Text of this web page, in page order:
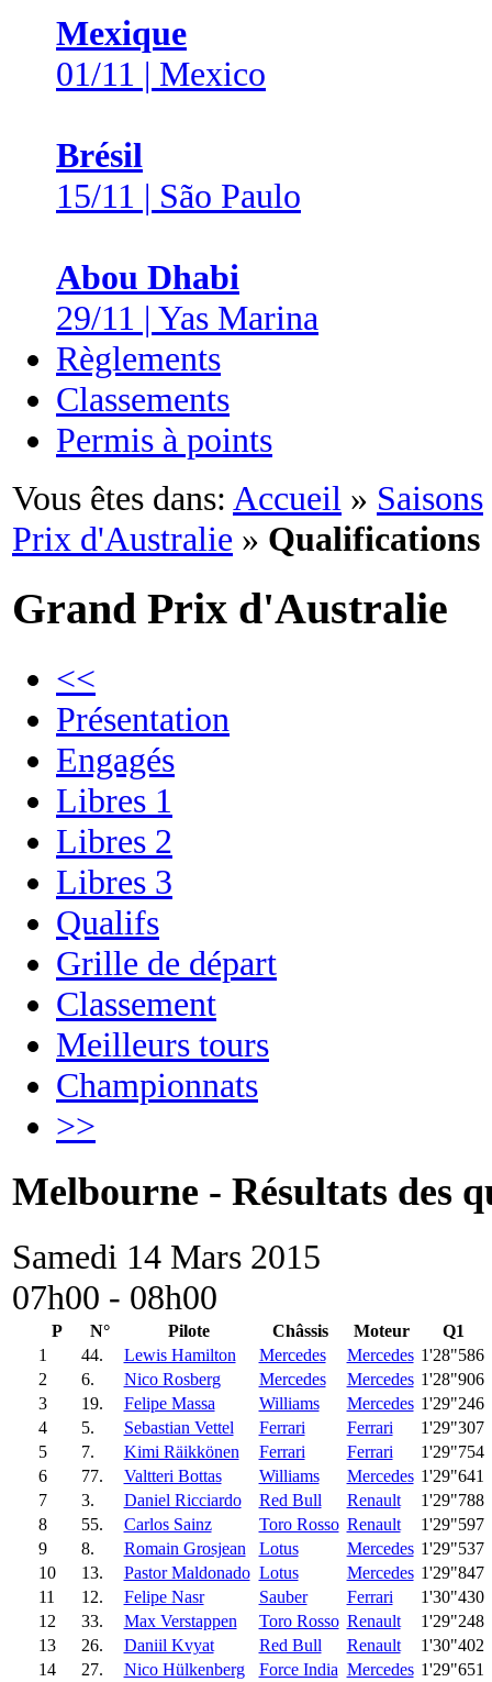
Mexique
01/11 | Mexico
Brésil
15/11 | São Paulo
Abou Dhabi
29/11 | Yas Marina
Règlements
Classements
Permis à points
Vous êtes dans: Accueil » Saisons
Prix d'Australie » Qualifications
Grand Prix d'Australie
<<
Présentation
Engagés
Libres 1
Libres 2
Libres 3
Qualifs
Grille de départ
Classement
Meilleurs tours
Championnats
>>
Melbourne - Résultats des
Samedi 14 Mars 2015
07h00 - 08h00
P N° Pilote Châssis Moteur
Q1
1
44. Lewis Hamilton Mercedes Mercedes 1'28"586
2
6. Nico Rosberg Mercedes Mercedes 1'28"906
3
19. Felipe Massa Williams Mercedes 1'29"246
4
5. Sebastian Vettel Ferrari Ferrari 1'29"307
5
7. Kimi Räikkönen Ferrari Ferrari 1'29"754
6
77. Valtteri Bottas Williams Mercedes 1'29"641
7
3. Daniel Ricciardo Red Bull Renault 1'29"788
8
55. Carlos Sainz Toro Rosso Renault 1'29"597
9
8. Romain Grosjean Lotus Mercedes 1'29"537
10
13. Pastor Maldonado Lotus Mercedes 1'29"847
11
12. Felipe Nasr Sauber Ferrari 1'30"430
12
33. Max Verstappen Toro Rosso Renault 1'29"248
13
26. Daniil Kvyat Red Bull Renault 1'30"402
14
27. Nico Hülkenberg Force India Mercedes 1'29"651